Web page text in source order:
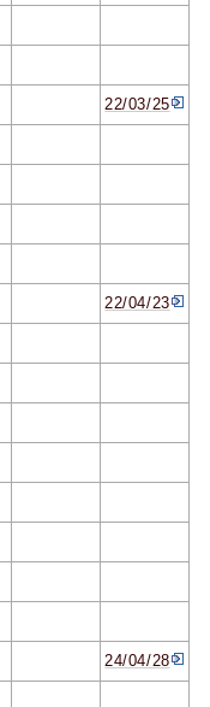
22/03/25
22/04/23
24/04/28